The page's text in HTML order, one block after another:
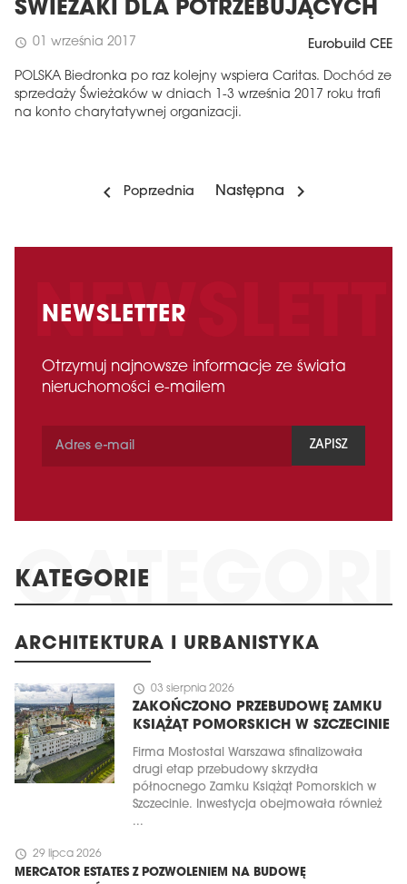
ŚWIEŻAKI DLA POTRZEBUJĄCYCH
schedule 01 września 2017 Eurobuild CEE
POLSKA Biedronka po raz kolejny wspiera Caritas. Dochód ze
sprzedaży Świeżaków w dniach 1-3 września 2017 roku trafi
na konto charytatywnej organizacji.
Poprzednia Następna
NEWSLETTER
Otrzymuj najnowsze informacje ze świata
nieruchomości e-mailem
ZAPISZ
KATEGORIE
ARCHITEKTURA I URBANISTYKA
schedule 03 sierpnia 2026
ZAKOŃCZONO PRZEBUDOWĘ ZAMKU
KSIĄŻĄT POMORSKICH W SZCZECINIE
Firma Mostostal Warszawa sfinalizowała
drugi etap przebudowy skrzydła
północnego Zamku Książąt Pomorskich w
Szczecinie. Inwestycja obejmowała również
...
schedule 29 lipca 2026
MERCATOR ESTATES Z POZWOLENIEM NA BUDOWĘ